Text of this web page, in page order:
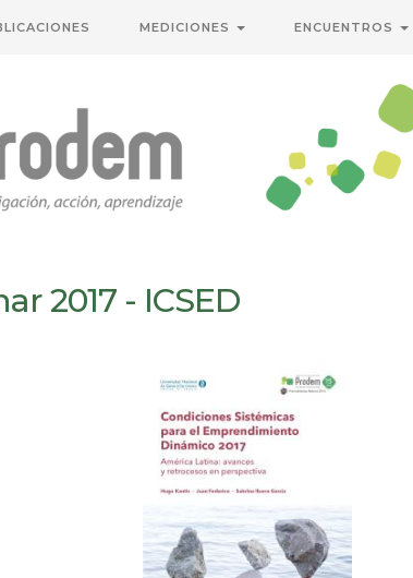
MEDICIONES ENCUENTROS
2017 - ICSED